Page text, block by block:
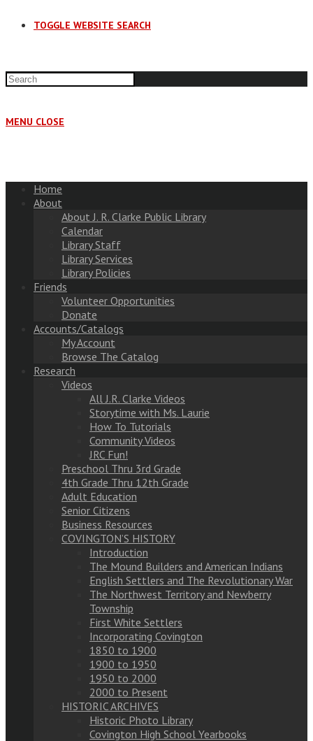
TOGGLE WEBSITE SEARCH
MENU CLOSE
Home
About
About J. R. Clarke Public Library
Calendar
Library Staff
Library Services
Library Policies
Friends
Volunteer Opportunities
Donate
Accounts/Catalogs
My Account
Browse The Catalog
Research
Videos
All J.R. Clarke Videos
Storytime with Ms. Laurie
How To Tutorials
Community Videos
JRC Fun!
Preschool Thru 3rd Grade
4th Grade Thru 12th Grade
Adult Education
Senior Citizens
Business Resources
COVINGTON’S HISTORY
Introduction
The Mound Builders and American Indians
English Settlers and The Revolutionary War
The Northwest Territory and Newberry
Township
First White Settlers
Incorporating Covington
1850 to 1900
1900 to 1950
1950 to 2000
2000 to Present
HISTORIC ARCHIVES
Historic Photo Library
Covington High School Yearbooks